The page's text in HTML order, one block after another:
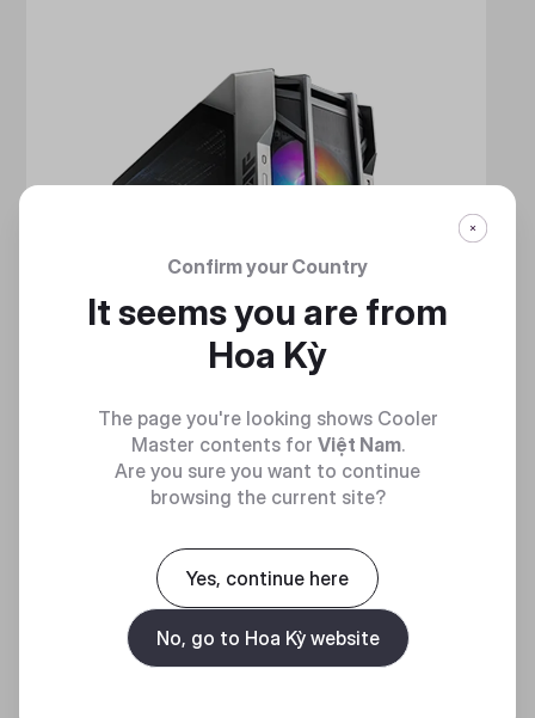
HAF 700
MẠNH MẼ VÀ TINH NHUỆ
Confirm your Country
It seems you are from
Hoa Kỳ
The page you're looking shows Cooler
Master contents for Việt Nam.
Are you sure you want to continue
browsing the current site?
Yes, continue here
No, go to Hoa Kỳ website